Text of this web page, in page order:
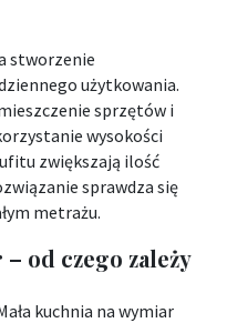
stworzenie
użytkowania.
sprzętów i
wysokości
zwiększają ilość
sprawdza się
metrażu.
od czego zależy
kuchnia na wymiar